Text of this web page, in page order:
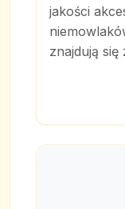
jakości
znajdują się